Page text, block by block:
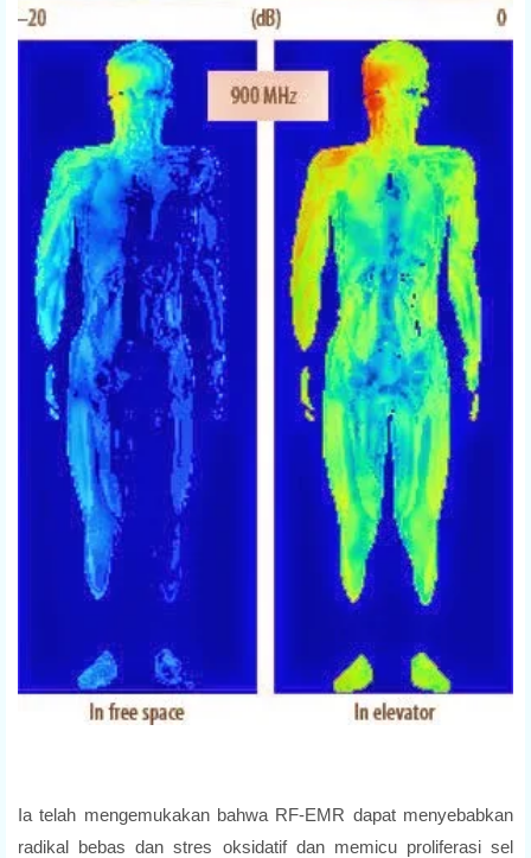
Ia telah mengemukakan bahwa RF-EMR dapat menyebabkan
radikal bebas dan stres oksidatif dan memicu proliferasi sel